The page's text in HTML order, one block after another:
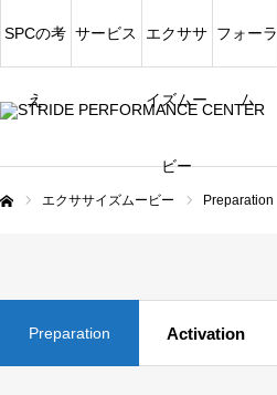
SPCの考
え
サービス エクササ
イズムー
ビー
フォーラ
ム
エクササイズムービー Preparation
Preparation Activation